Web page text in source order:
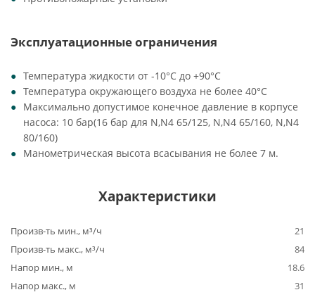
Эксплуатационные ограничения
Температура жидкости от -10°C до +90°C
Температура окружающего воздуха не более 40°C
Максимально допустимое конечное давление в корпусе
насоса: 10 бар(16 бар для N,N4 65/125, N,N4 65/160, N,N4
80/160)
Манометрическая высота всасывания не более 7 м.
Характеристики
Произв-ть мин., м³/ч
21
Произв-ть макс., м³/ч
84
Напор мин., м
18.6
Напор макс., м
31